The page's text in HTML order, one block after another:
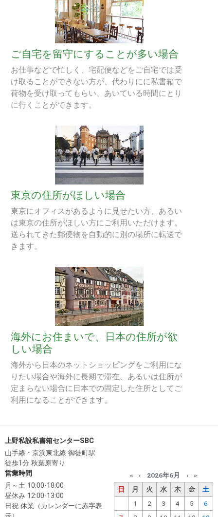
ご自宅を留守にすることが多い場合
お仕事などで忙しく、宅配便などをご自宅では受
け取ることができない方が、代わりにに私書箱で
荷物を受け取ってもらい、あいている時間にとり
に行くことができます。
東京の住所がほしい場合
東京にオフィスがあるように見せたい方、あるい
は東京の住所がほしい方にご利用いただけます。
送られてきた郵便物を自動的に別の場所に転送で
きます。
海外にお住まいで、日本の住所が欲
しい場合
海外から日本のネットショッピングをご利用にな
りたい場合や海外に長期で滞在、あるいは住所が
定まらない場合に日本での固定した住所としてご
利用になることができます。
上野私設私書箱センターSBC
山手線・京浜東北線 御徒町駅
徒歩1分 秋葉原寄り
営業時間
月～土 10:00-18:00
昼休み 12:00-13:00
日祝 休業（カレンダーに赤字表
« ‹ 2026年6月 ›
»
日
月 火 水 木 金
土
1
2 3 4 5
6